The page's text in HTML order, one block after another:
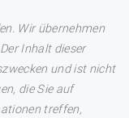
Wir übernehmen
Inhalt dieser
und ist nicht
die Sie auf
treffen,